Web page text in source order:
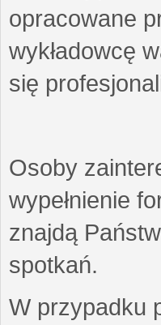
opracowane
wykładowcę
się
Osoby
wypełnienie
znajdą
spotkań.
W przypadku